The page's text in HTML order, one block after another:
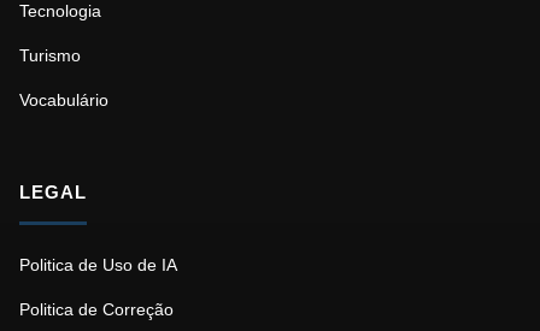
Tecnologia
Turismo
Vocabulário
LEGAL
Politica de Uso de IA
Politica de Correção